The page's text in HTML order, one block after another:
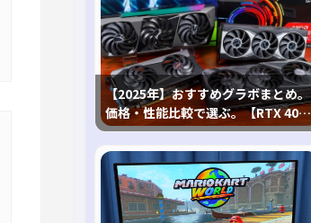
【2025年】おすすめグラボまとめ。
価格・性能比較で選ぶ。【RTX 40,
RX 7000各種に対応】